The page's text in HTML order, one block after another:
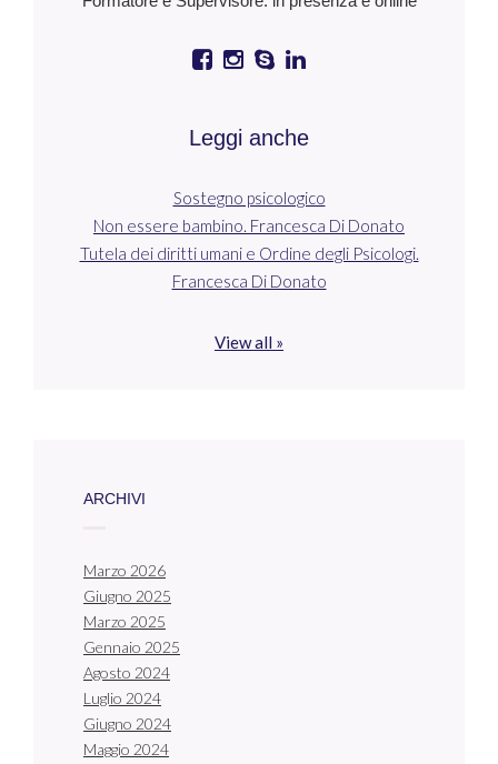
Leggi anche
Sostegno psicologico
Non essere bambino. Francesca Di Donato
Tutela dei diritti umani e Ordine degli Psicologi.
Francesca Di Donato
View all »
ARCHIVI
Marzo 2026
Giugno 2025
Marzo 2025
Gennaio 2025
Agosto 2024
Luglio 2024
Giugno 2024
Maggio 2024